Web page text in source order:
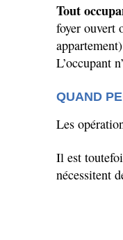
Tout
foyer ouvert
L’occupant
QUAND
Les
Il est
nécessitent